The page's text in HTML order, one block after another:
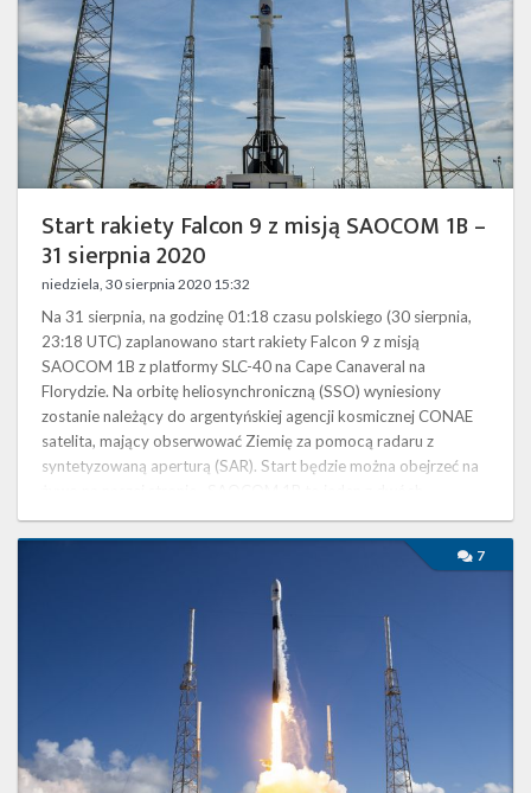
1B
–
31
sierpnia
2020
Start rakiety Falcon 9 z misją SAOCOM 1B –
31 sierpnia 2020
niedziela, 30 sierpnia 2020 15:32
Na 31 sierpnia, na godzinę 01:18 czasu polskiego (30 sierpnia,
23:18 UTC) zaplanowano start rakiety Falcon 9 z misją
SAOCOM 1B z platformy SLC-40 na Cape Canaveral na
Florydzie. Na orbitę heliosynchroniczną (SSO) wyniesiony
zostanie należący do argentyńskiej agencji kosmicznej CONAE
satelita, mający obserwować Ziemię za pomocą radaru z
syntetyzowaną aperturą (SAR). Start będzie można obejrzeć na
7